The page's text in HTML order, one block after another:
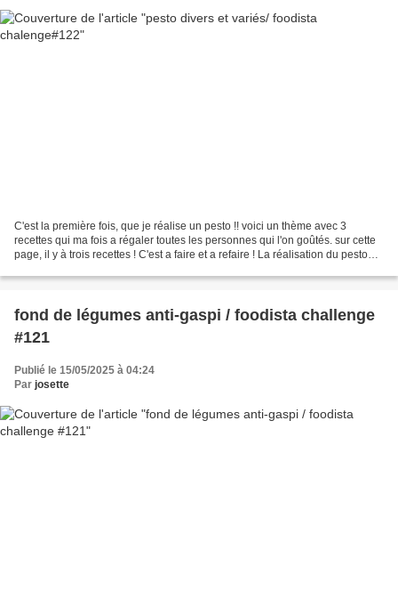
C'est la première fois, que je réalise un pesto !! voici un thème avec 3
recettes qui ma fois a régaler toutes les personnes qui l'on goûtés. sur cette
page, il y à trois recettes ! C'est a faire et a refaire ! La réalisation du pesto
fond de légumes anti-gaspi / foodista challenge
#121
Publié le 15/05/2025 à 04:24
Par josette